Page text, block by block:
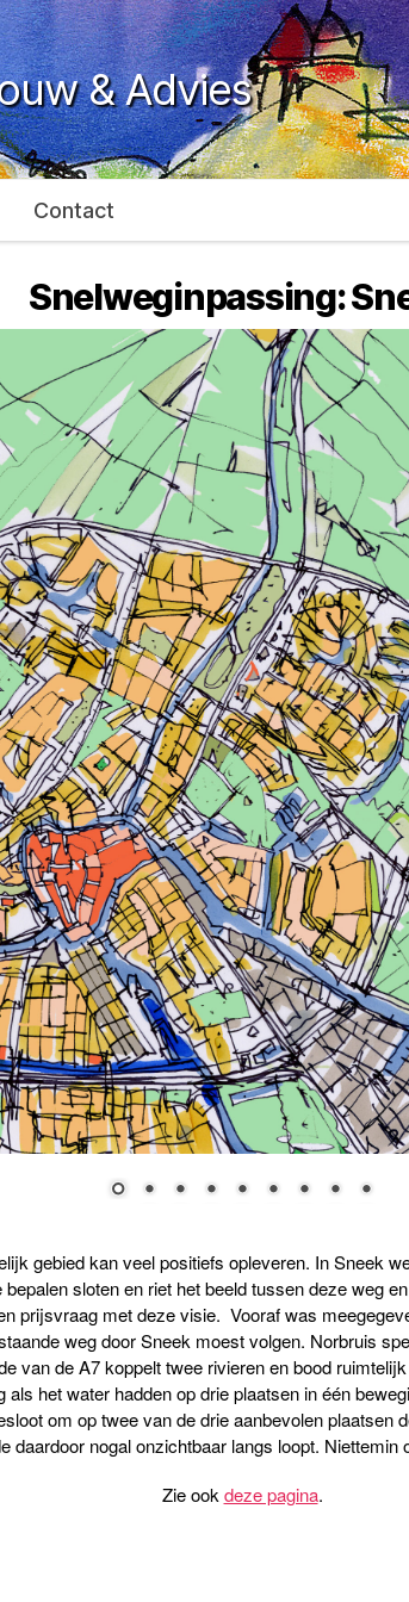
& Advies
Contact
Snelweginpassing:
gebied kan veel positiefs opleveren. In Sneek
sloten en riet het beeld tussen deze weg
prijsvraag met deze visie. Vooraf was
weg door Sneek moest volgen. Norbruis
van de A7 koppelt twee rivieren en bood
het water hadden op drie plaatsen in één
om op twee van de drie aanbevolen plaatsen
daardoor nogal onzichtbaar langs loopt.
Zie ookdeze pagina.